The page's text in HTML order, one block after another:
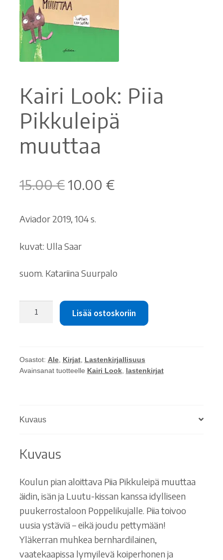
Ostoskori
Tilaus- ja sopimusehdot sekä tietosuojaseloste
Kairi Look: Piia
Pikkuleipä
muuttaa
15.00€ Alkuperäinen
oli:
10.00 €Nykyinen
Aviador 2019, 104 s.
kuvat: Ulla Saar
suom. Katariina Suurpalo
muuttaa
määrä
Lisää ostoskoriin
Osastot: Ale, Kirjat, Lastenkirjallisuus
Avainsanat tuotteelle Kairi Look, lastenkirjat
Kuvaus
Kuvaus
Koulun pian aloittava Piia Pikkuleipä muuttaa
äidin, isän ja Luutu-kissan kanssa idylliseen
puukerrostaloon Poppelikujalle. Piia toivoo
uusia ystäviä – eikä joudu pettymään!
Yläkerran muhkea bernhardilainen,
vaatekaapissa lymyilevä koiperhonen ja